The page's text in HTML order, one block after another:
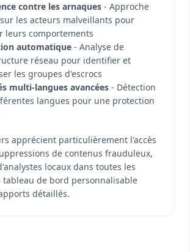
contre les arnaques - Approche
les acteurs malveillants pour
leurs comportements
automatique - Analyse de
réseau pour identifier et
les groupes d'escrocs
multi-langues avancées - Détection
langues pour une protection
apprécient particulièrement l'accès
de contenus frauduleux,
locaux dans toutes les
tableau de bord personnalisable
détaillés.